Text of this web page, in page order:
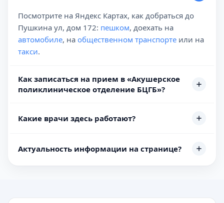
Посмотрите на Яндекс Картах, как добраться до
Пушкина ул, дом 172: пешком, доехать на
автомобиле, на общественном транспорте или на
такси.
Как записаться на прием в «Акушерское
поликлиническое отделение БЦГБ»?
Какие врачи здесь работают?
Актуальность информации на странице?